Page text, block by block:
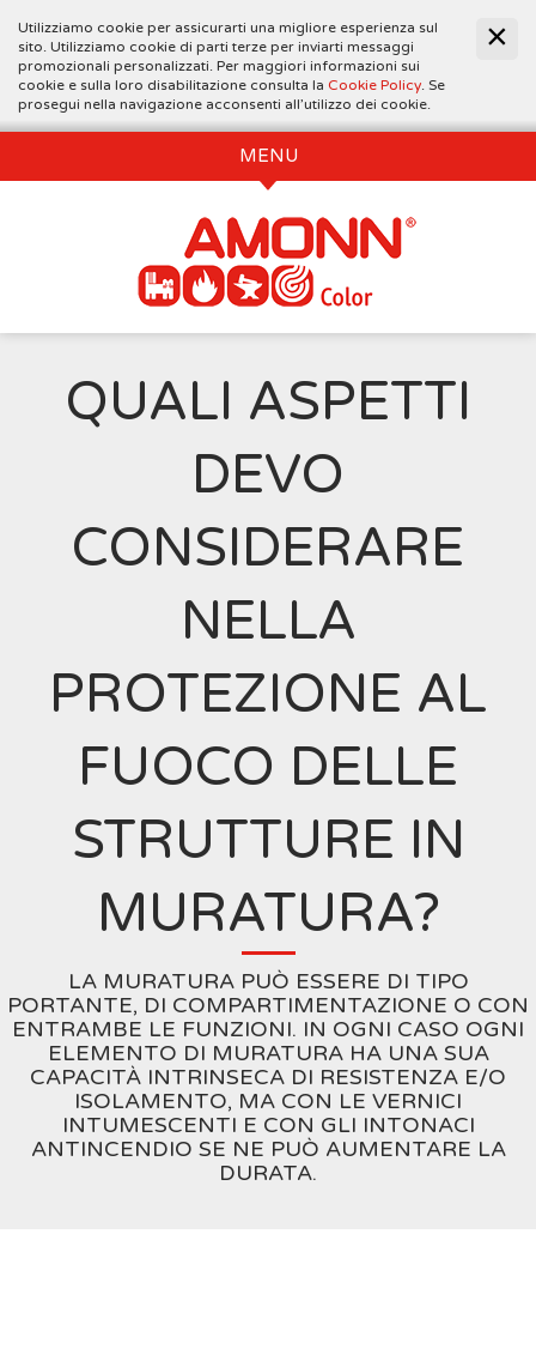
Utilizziamo cookie per assicurarti una migliore esperienza sul
sito. Utilizziamo cookie di parti terze per inviarti messaggi
promozionali personalizzati. Per maggiori informazioni sui
cookie e sulla loro disabilitazione consulta la Cookie Policy. Se
prosegui nella navigazione acconsenti all’utilizzo dei cookie.
MENU
QUALI ASPETTI
DEVO
CONSIDERARE
NELLA
PROTEZIONE AL
FUOCO DELLE
STRUTTURE IN
MURATURA?
LA MURATURA PUÒ ESSERE DI TIPO
PORTANTE, DI COMPARTIMENTAZIONE O CON
ENTRAMBE LE FUNZIONI. IN OGNI CASO OGNI
ELEMENTO DI MURATURA HA UNA SUA
CAPACITÀ INTRINSECA DI RESISTENZA E/O
ISOLAMENTO, MA CON LE VERNICI
INTUMESCENTI E CON GLI INTONACI
ANTINCENDIO SE NE PUÒ AUMENTARE LA
DURATA.